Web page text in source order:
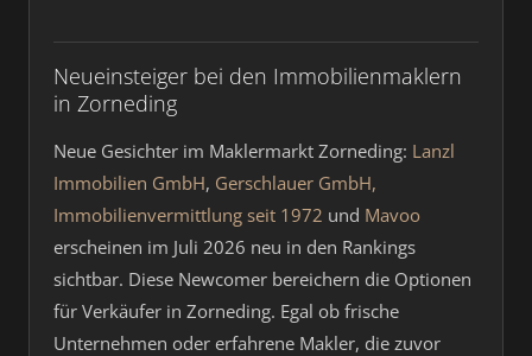
Neueinsteiger bei den Immobilienmaklern
in Zorneding
Neue Gesichter im Maklermarkt Zorneding: Lanzl
Immobilien GmbH, Gerschlauer GmbH,
Immobilienvermittlung seit 1972 und Mavoo
erscheinen im Juli 2026 neu in den Rankings
sichtbar. Diese Newcomer bereichern die Optionen
für Verkäufer in Zorneding. Egal ob frische
Unternehmen oder erfahrene Makler, die zuvor